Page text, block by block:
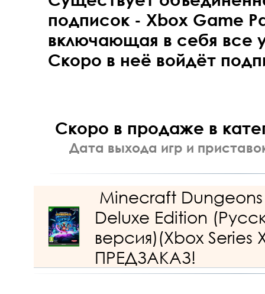
подписок - Xbox Game
включающая в себя все
Скоро в неё войдёт
Скоро в продаже в
Дата выхода игр и
Minecraft Dungeons
Deluxe Edition
версия)(Xbox Series
ПРЕДЗАКАЗ!